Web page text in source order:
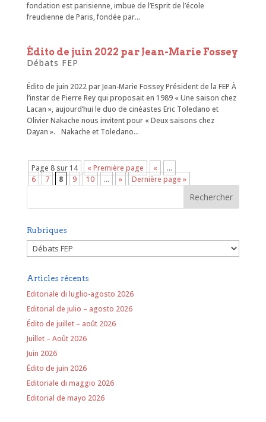
fondation est parisienne, imbue de l’Esprit de l’école
freudienne de Paris, fondée par...
Édito de juin 2022 par Jean-Marie Fossey
Débats FEP
Édito de juin 2022 par Jean-Marie Fossey Président de la FEP À
l’instar de Pierre Rey qui proposait en 1989 « Une saison chez
Lacan », aujourd’hui le duo de cinéastes Eric Toledano et
Olivier Nakache nous invitent pour « Deux saisons chez
Dayan ». Nakache et Toledano...
Page 8 sur 14 « Première page «
…
6
7 8 9 10 … » Dernière page »
Rubriques
Rubriques
Articles récents
Editoriale di luglio-agosto 2026
Editorial de julio – agosto 2026
Édito de juillet – août 2026
Juillet – Août 2026
Juin 2026
Édito de juin 2026
Editoriale di maggio 2026
Editorial de mayo 2026